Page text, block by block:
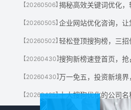
【20260506】
【20260505】
【20260502】轻松登顶搜狗榜，三招
【20260430】
【20260430】万一免五，投资新境界
【20260425】